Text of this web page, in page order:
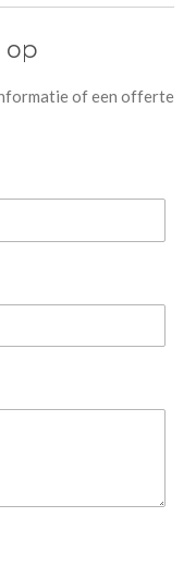
op
of een offerte